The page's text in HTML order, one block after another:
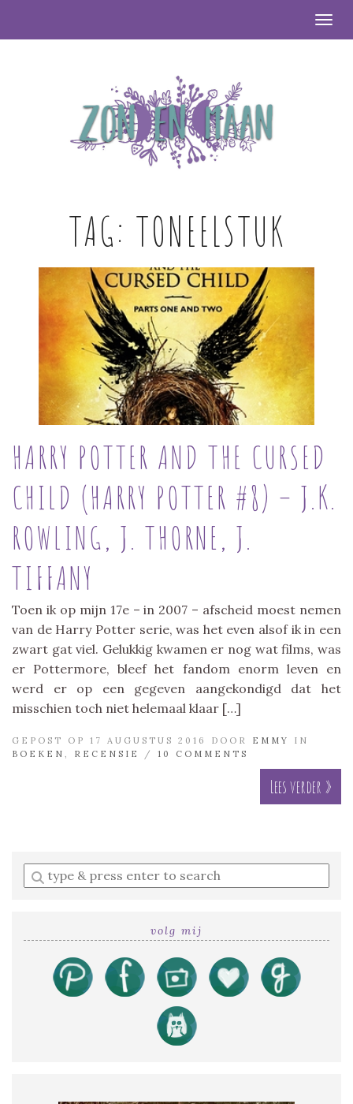
TAG: TONEELSTUK
HARRY POTTER AND THE CURSED
CHILD (HARRY POTTER #8) – J.K.
ROWLING, J. THORNE, J.
TIFFANY
Toen ik op mijn 17e – in 2007 – afscheid moest nemen
van de Harry Potter serie, was het even alsof ik in een
zwart gat viel. Gelukkig kwamen er nog wat films, was
er Pottermore, bleef het fandom enorm leven en
werd er op een gegeven aangekondigd dat het
misschien toch niet helemaal klaar […]
GEPOST OP 17 AUGUSTUS 2016 DOOR EMMY
IN
BOEKEN
RECENSIE / 10 COMMENTS
Lees verder »
Enter
a
volg mij